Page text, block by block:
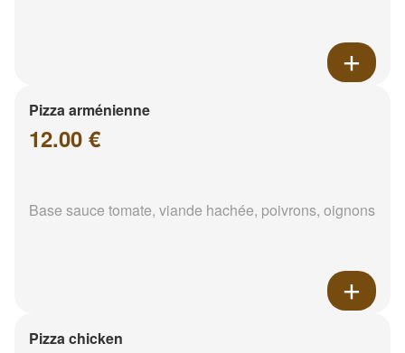
Pizza arménienne
12.00 €
Base sauce tomate, viande hachée, poivrons, oignons
Pizza chicken